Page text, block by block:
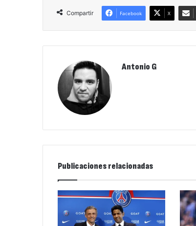
Compartir Facebook X
Antonio G
Publicaciones relacionadas